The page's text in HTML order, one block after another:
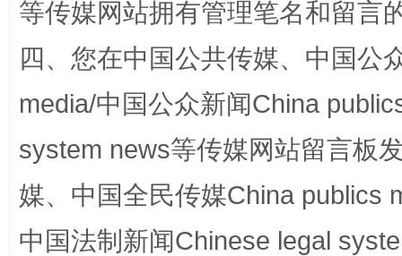
国家大学科技园优化重塑工作
等传媒网站拥有管理笔名和留言
四、您在中国公共传媒、中国公
media/中国公众新闻China
system news等传媒网站留言板
媒、中国全民传媒China publics
中国法制新闻Chinese legal